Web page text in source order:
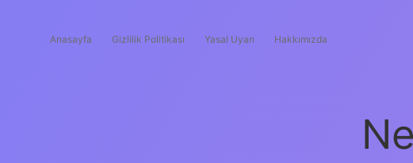
Anasayfa Gizlilik Politikası Yasal Uyarı Hakkımızda